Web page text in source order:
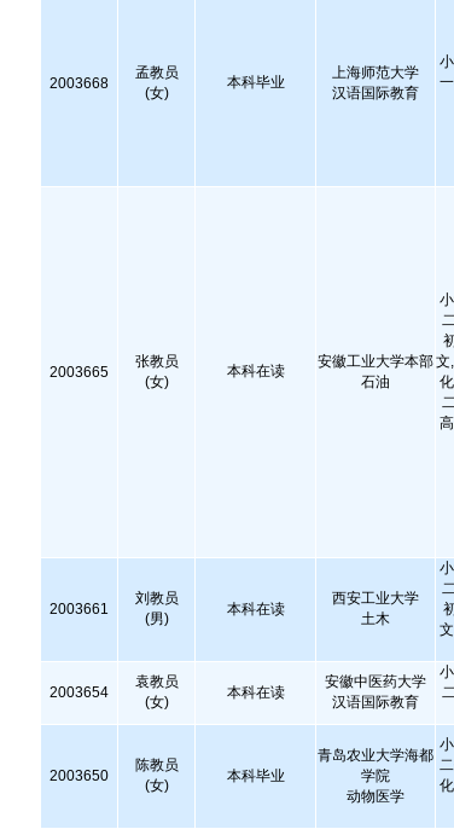
2003668
孟教员
(女)
本科毕业
上海师范大学
汉语国际教育
2003665
张教员
(女)
本科在读
安徽工业大学本部
石油
文
2003661
刘教员
(男)
本科在读
西安工业大学
土木
2003654
袁教员
(女)
本科在读
安徽中医药大学
汉语国际教育
2003650
陈教员
(女)
本科毕业
青岛农业大学海都
学院
动物医学